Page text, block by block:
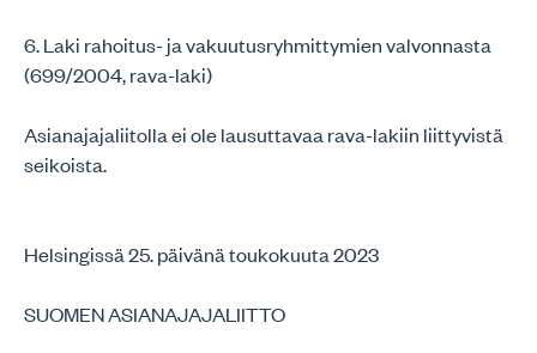
6. Laki rahoitus- ja vakuutusryhmittymien valvonnasta
(699/2004, rava-laki)
Asianajajaliitolla ei ole lausuttavaa rava-lakiin liittyvistä
seikoista.
Helsingissä 25. päivänä toukokuuta 2023
SUOMEN ASIANAJAJALIITTO